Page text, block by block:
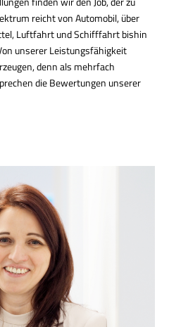
reicht von Automobil, über
Luftfahrt und Schifffahrt bishin
unserer Leistungsfähigkeit
denn als mehrfach
die Bewertungen unserer